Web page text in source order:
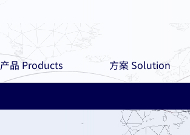
产品 Products 方案 Solution